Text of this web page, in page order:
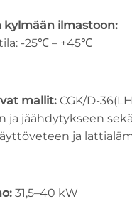
kylmään ilmastoon:
-25℃ – +45℃
mallit: CGK/D-
ja jäähdytykseen sekä
ja
31,5–40 kW